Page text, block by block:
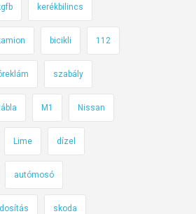
kerékbilincs
bicikli 112
szabály
M1 Nissan
Lime dízel
autómosó
skoda